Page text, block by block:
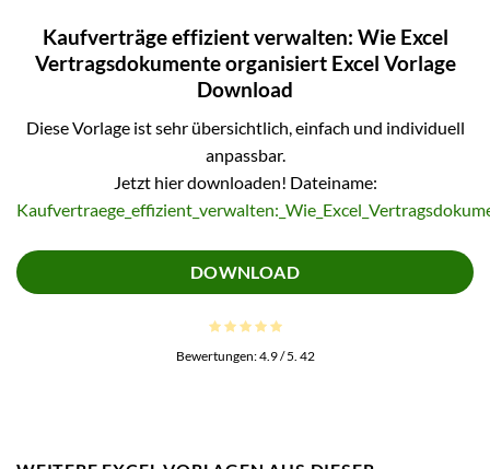
Kaufverträge effizient verwalten: Wie Excel
Vertragsdokumente organisiert Excel Vorlage
Download
Diese Vorlage ist sehr übersichtlich, einfach und individuell
anpassbar.
Jetzt hier downloaden! Dateiname:
DOWNLOAD
Bewertungen:4.9/ 5. 42